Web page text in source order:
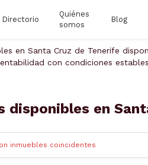
Directorio
Quiénes
somos
Blog
en Santa Cruz de Tenerife
con condiciones
disponibles en
inmuebles coincidentes